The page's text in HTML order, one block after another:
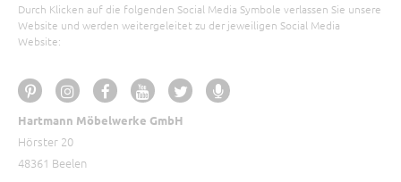
Durch Klicken auf die folgenden Social Media Symbole verlassen Sie unsere
Website und werden weitergeleitet zu der jeweiligen Social Media
Website:
Hartmann Möbelwerke GmbH
Hörster 20
48361 Beelen